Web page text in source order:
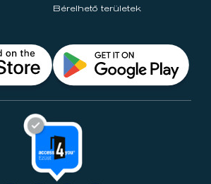
Bérelhető területek